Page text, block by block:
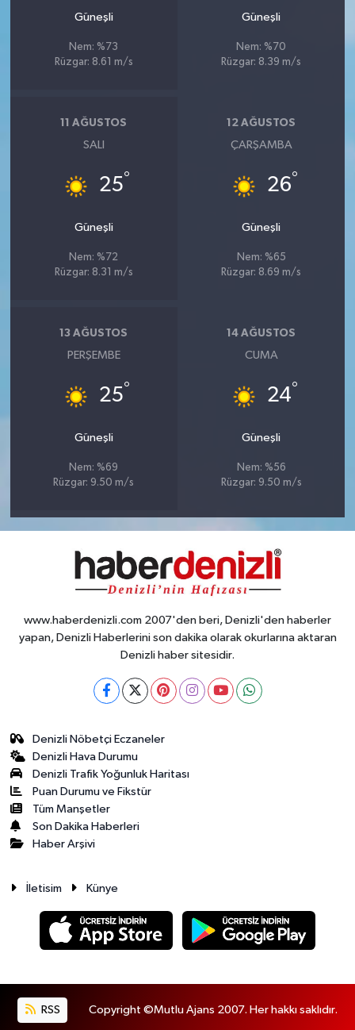
Güneşli
Nem: %73
Rüzgar: 8.61 m/s
Güneşli
Nem: %70
Rüzgar: 8.39 m/s
11 AĞUSTOS
SALI
25°
Güneşli
Nem: %72
Rüzgar: 8.31 m/s
12 AĞUSTOS
ÇARŞAMBA
26°
Güneşli
Nem: %65
Rüzgar: 8.69 m/s
13 AĞUSTOS
PERŞEMBE
25°
Güneşli
Nem: %69
Rüzgar: 9.50 m/s
14 AĞUSTOS
CUMA
24°
Güneşli
Nem: %56
Rüzgar: 9.50 m/s
www.haberdenizli.com 2007'den beri, Denizli'den haberler
yapan, Denizli Haberlerini son dakika olarak okurlarına aktaran
Denizli haber sitesidir.
Denizli Nöbetçi Eczaneler
Denizli Hava Durumu
Denizli Trafik Yoğunluk Haritası
Puan Durumu ve Fikstür
Tüm Manşetler
Son Dakika Haberleri
Haber Arşivi
İletisim Künye
RSS Copyright ©Mutlu Ajans 2007. Her hakkı saklıdır.